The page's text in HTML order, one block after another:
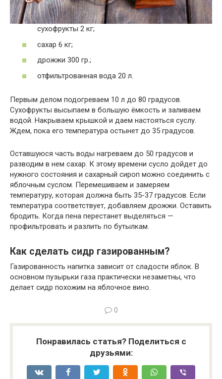
сухофрукты 2 кг;
сахар 6 кг;
дрожжи 300 гр.;
отфильтрованная вода 20 л.
Первым делом подогреваем 10 л до 80 градусов.
Сухофрукты высыпаем в большую ёмкость и заливаем
водой. Накрываем крышкой и даем настояться суслу.
Ждем, пока его температура остынет до 35 градусов.
Оставшуюся часть воды нагреваем до 50 градусов и
разводим в нем сахар. К этому времени сусло дойдет до
нужного состояния и сахарный сироп можно соединить с
яблочным суслом. Перемешиваем и замеряем
температуру, которая должна быть 35-37 градусов. Если
температура соответствует, добавляем дрожжи. Оставить
бродить. Когда пена перестанет выделяться —
профильтровать и разлить по бутылкам.
Как сделать сидр газированным?
Газированность напитка зависит от сладости яблок. В
основном пузырьки газа практически незаметны, что
делает сидр похожим на яблочное вино.
0
Понравилась статья? Поделиться с
друзьями: